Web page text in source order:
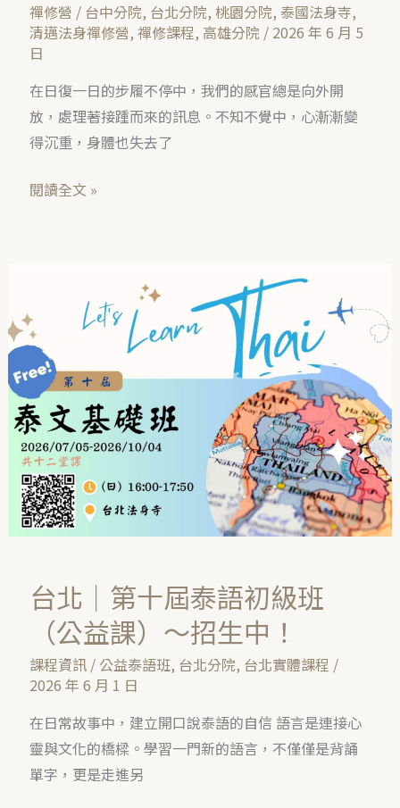
禪修營 / 台中分院, 台北分院, 桃園分院, 泰國法身寺,
清邁法身禪修營, 禪修課程, 高雄分院 / 2026 年 6 月 5
日
在日復一日的步履不停中，我們的感官總是向外開
放，處理著接踵而來的訊息。不知不覺中，心漸漸變
得沉重，身體也失去了
與
內
在
的
清
淨
遇
閱讀全文 »
台北｜第十屆泰語初級班
（公益課）～招生中！
課程資訊/ 公益泰語班, 台北分院, 台北實體課程 /
2026 年 6 月 1 日
在日常故事中，建立開口說泰語的自信 語言是連接心
靈與文化的橋樑。學習一門新的語言，不僅僅是背誦
單字，更是走進另
｜
第
十
屆
泰
語
初
級
班
益
課）
招
生
中！